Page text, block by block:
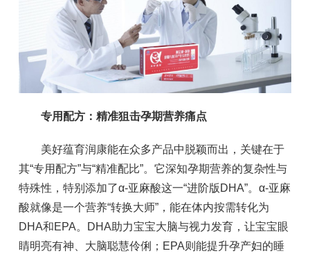
专用配方：精准狙击孕期营养痛点
美好蕴育润康能在众多产品中脱颖而出，关键在于
其“专用配方”与“精准配比”。它深知孕期营养的复杂性与
特殊性，特别添加了α-亚麻酸这一“进阶版DHA”。α-亚麻
酸就像是一个营养“转换大师”，能在体内按需转化为
DHA和EPA。DHA助力宝宝大脑与视力发育，让宝宝眼
睛明亮有神、大脑聪慧伶俐；EPA则能提升孕产妇的睡